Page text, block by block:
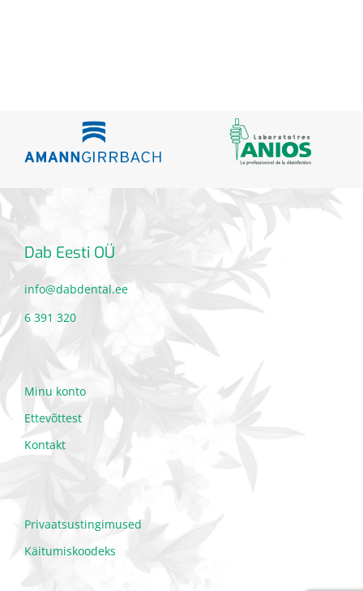
Dab Eesti OÜ
info@dabdental.ee
6 391 320
Minu konto
Ettevõttest
Kontakt
Privaatsustingimused
Käitumiskoodeks